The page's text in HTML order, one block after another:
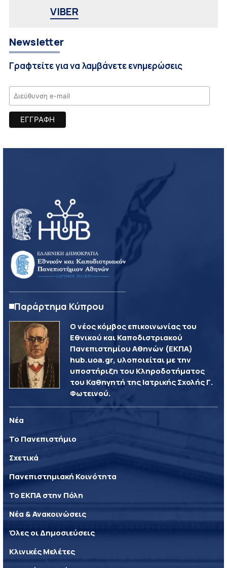
VIBER
Newsletter
Γραφτείτε για να λαμβάνετε ενημερώσεις
Παράρτημα Κύπρου
Ο νέος κόμβος επικοινωνίας του
Εθνικού και Καποδιστριακού
Πανεπιστημίου Αθηνών (ΕΚΠΑ)
hub.uoa.gr, υλοποιείται με την
υποστήριξη του Κληροδοτήματος
του Καθηγητή της Ιατρικής Σχολής Γ.
Φωτεινού.
Νέα
Το Πανεπιστήμιο
Σχετικά
Πανεπιστημιακή Κοινότητα
Το ΕΚΠΑ στην Πόλη
Νέα & Ανακοινώσεις
Όλες οι Δημοσιεύσεις
Κλινικές Μελέτες